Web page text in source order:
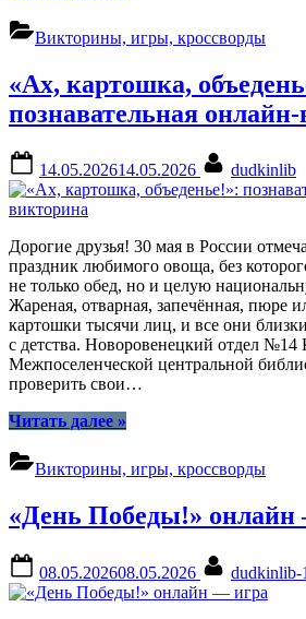
викторина”
Викторины, игры, кроссворды
«Ах, картошка,
познавательная
on
14.05.202614.05.2026 dudkinlib
Дорогие друзья! 30 мая в России
праздник любимого овоща, без
не только обед, но и целую
Жареная, отварная, запечённая, пюре
картошки тысячи лиц, и все они
с детства. Новоровенецкий отдел №14
Межпоселенческой центральной
проверить свои…
Читать далее“«Ах,
познавательная
викторина”
»
Викторины, игры, кроссворды
«День Победы!»
on
08.05.202608.05.2026 dudkinlib-1